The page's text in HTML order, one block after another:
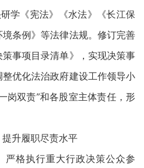
学《宪法》《水法》《长江保
条例》等法律法规。修订完善
策事项目录清单》，实现决策事
优化法治政府建设工作领导小
岗双责”和各股室主体责任，形
升履职尽责水平
格执行重大行政决策公众参